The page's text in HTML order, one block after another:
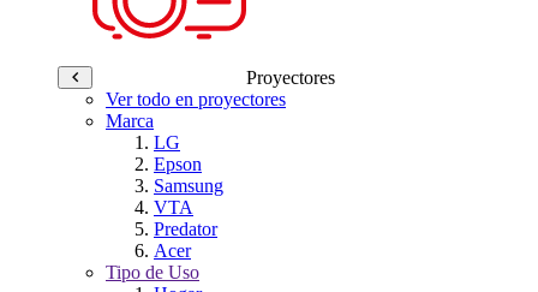
Proyectores
Ver todo en proyectores
Marca
LG
Epson
Samsung
VTA
Predator
Acer
Tipo de Uso